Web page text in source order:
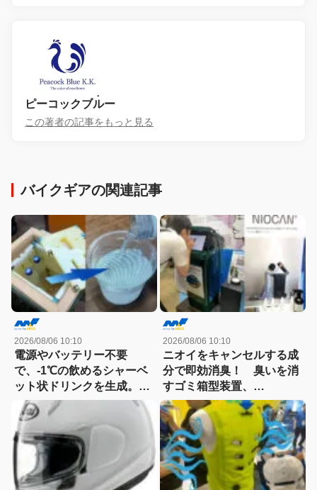
ピーコックブルー
この著者の記事をもっと見る
バイクギアの関連記事
2026/08/06 10:10
電源やバッテリー不要
で、-1℃の飲めるシャーベ
ット状ドリンクを生成。現
場作業やアウトドアに「ア
イススラリーメーカー」が
便利！
2026/08/06 10:10
ニオイをキャンセルする成
分で即効消臭！ 臭いを消
すゴミ箱型装置、
「NIOCAN（ニオキャ
ン）」を噴射！